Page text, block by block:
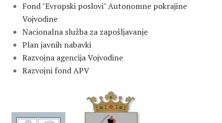
Fond "Evropski poslovi" Autonomne pokrajine
Vojvodine
Nacionalna služba za zapošljavanje
Plan javnih nabavki
Razvojna agencija Vojvodine
Razvojni fond APV